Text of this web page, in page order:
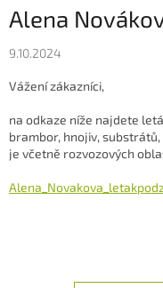
Alena
9.10.2024
Vážení zákazníci,
na odkaze níže najdete
brambor, hnojiv,
je včetně rozvozových